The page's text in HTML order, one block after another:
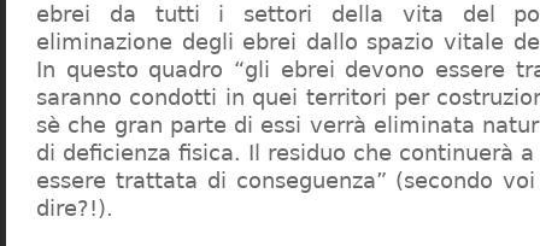
ebrei da tutti i settori della vita del
eliminazione degli ebrei dallo spazio vitale
In questo quadro “gli ebrei devono essere
saranno condotti in quei territori per
sè che gran parte di essi verrà eliminata
di deficienza fisica. Il residuo che continuerà
essere trattata di conseguenza” (secondo
dire?!).